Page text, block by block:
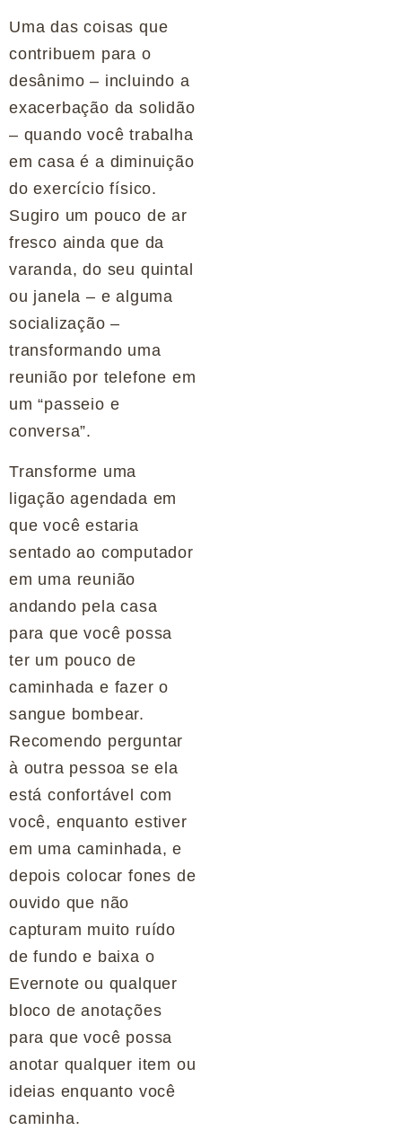
Uma das coisas que
contribuem para o
desânimo – incluindo a
exacerbação da solidão
– quando você trabalha
em casa é a diminuição
do exercício físico.
Sugiro um pouco de ar
fresco ainda que da
varanda, do seu quintal
ou janela – e alguma
socialização –
transformando uma
reunião por telefone em
um “passeio e
conversa”.
Transforme uma
ligação agendada em
que você estaria
sentado ao computador
em uma reunião
andando pela casa
para que você possa
ter um pouco de
caminhada e fazer o
sangue bombear.
Recomendo perguntar
à outra pessoa se ela
está confortável com
você, enquanto estiver
em uma caminhada, e
depois colocar fones de
ouvido que não
capturam muito ruído
de fundo e baixa o
Evernote ou qualquer
bloco de anotações
para que você possa
anotar qualquer item ou
ideias enquanto você
caminha.